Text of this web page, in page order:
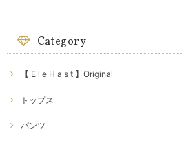
Category
【 E l e H a s t 】Original
トップス
パンツ